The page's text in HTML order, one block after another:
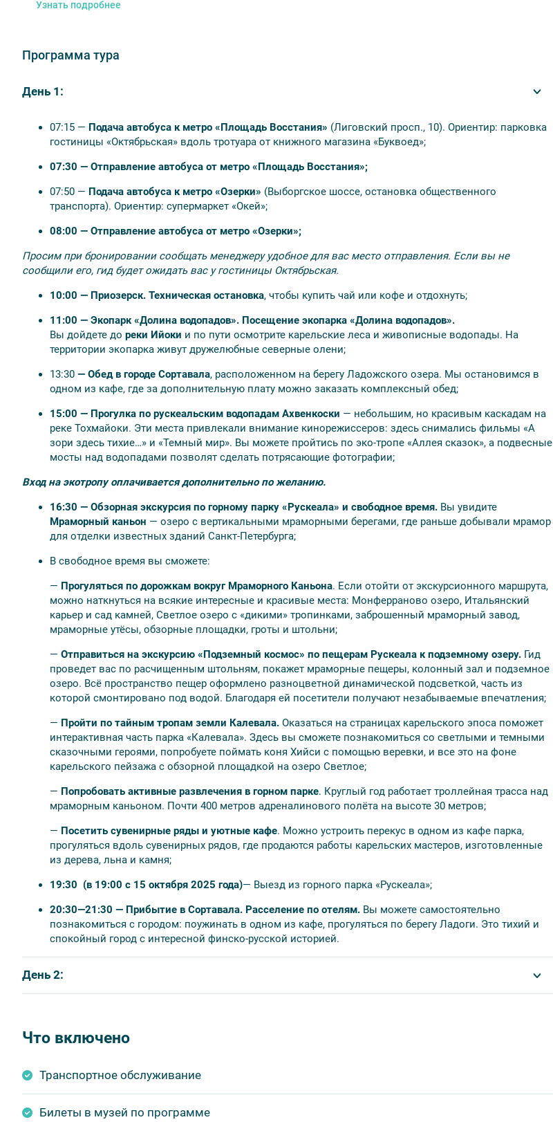
Проживание в отеле выбранной категории (1 ночь) и завтраки;
Экскурсия «Мраморный каньон» с местным гидом по «Рускеале».
💰 Оплачивается дополнительно
Комплексные обеды в туре: 850-950 руб./чел.;
пенсионеры — 400 руб./чел.; дети до 7 лет — бесплатно;
Активные развлечения в горном парке «Рускеала» по ценам парка;
Снегоходный маршрут «ТРИ МОСТА» (при участии от 2-х человек)
Уточняйте цены при бронировании у менеджеров.
💡 Рекомендуем
Взять удобную обувь, особенно при посещении водопадов Ахвенкоски и горного парка
«Рускеала»;
Иметь при себе наличные деньги, карты в Карелии принимают не везде;
Обязательно взять с собой паспорт РФ, так как мы посещаем приграничные зоны.
🎟️ Скидки
Дети до 7 лет — 1100 руб.;
Школьники — 500 руб.;
Пенсионеры (от 60 лет) — 350 руб.;
Ветераны ВОВ, инвалиды, блокадники — 1000 руб.
⚠ Внимание
При бронировании указывается только категория отеля. Вас разместят в отеле выбранной
Мы учитываем ваши пожелания по гостиницам, ноне гарантируем размещение в конкретной
гостинице. Гостиница может быть заменена на равноценную;
Программа тура может меняться без уменьшения общего объема и качества услуг;
Время отъезда на экскурсии может меняться;
Время возвращения в Санкт-Петербург — ориентировочное. Обратите на это внимание при
покупке ж/д и авиабилетов;
Стоимость тура указана в рублях на 1 человека;
Автобус в тур отправляется от метро «Площадь Восстания» и «Озерки». При бронировании
сообщите удобное вам место отправления. Иначе гид будет ждать вас у метро «Площадь
Восстания».
Узнать подробнее
Программа тура
День 1:
07:15 — Подача автобуса к метро «Площадь Восстания» (Лиговский просп., 10). Ориентир: парковка
гостиницы «Октябрьская» вдоль тротуара от книжного магазина «Буквоед»;
07:30 — Отправление автобуса от метро «Площадь Восстания»;
07:50 — Подача автобуса к метро «Озерки» (Выборгское шоссе, остановка общественного
транспорта). Ориентир: супермаркет «Окей»;
08:00 — Отправление автобуса от метро «Озерки»;
Просим при бронировании сообщать менеджеру удобное для вас место отправления. Если вы не
сообщили его, гид будет ожидать вас у гостиницы Октябрьская.
10:00 — Приозерск. Техническая остановка, чтобы купить чай или кофе и отдохнуть;
11:00 — Экопарк «Долина водопадов». Посещение экопарка «Долина водопадов».
Вы дойдете до реки Ийоки и по пути осмотрите карельские леса и живописные водопады. На
территории экопарка живут дружелюбные северные олени;
13:30 — Обед в городе Сортавала, расположенном на берегу Ладожского озера. Мы остановимся в
одном из кафе, где за дополнительную плату можно заказать комплексный обед;
15:00 — Прогулка по рускеальским водопадам Ахвенкоски — небольшим, но красивым каскадам на
реке Тохмайоки. Эти места привлекали внимание кинорежиссеров: здесь снимались фильмы «А
зори здесь тихие…» и «Темный мир». Вы можете пройтись по эко-тропе «Аллея сказок», а подвесные
мосты над водопадами позволят сделать потрясающие фотографии;
Вход на экотропу оплачивается дополнительно по желанию.
16:30 — Обзорная экскурсия по горному парку «Рускеала» и свободное время. Вы увидите
Мраморный каньон — озеро с вертикальными мраморными берегами, где раньше добывали мрамор
для отделки известных зданий Санкт-Петербурга;
В свободное время вы сможете:
— Прогуляться по дорожкам вокруг Мраморного Каньона. Если отойти от экскурсионного маршрута,
можно наткнуться на всякие интересные и красивые места: Монферраново озеро, Итальянский
карьер и сад камней, Светлое озеро с «дикими» тропинками, заброшенный мраморный завод,
мраморные утёсы, обзорные площадки, гроты и штольни;
— Отправиться на экскурсию «Подземный космос» по пещерам Рускеала к подземному озеру. Гид
проведет вас по расчищенным штольням, покажет мраморные пещеры, колонный зал и подземное
озеро. Всё пространство пещер оформлено разноцветной динамической подсветкой, часть из
которой смонтировано под водой. Благодаря ей посетители получают незабываемые впечатления;
— Пройти по тайным тропам земли Калевала. Оказаться на страницах карельского эпоса поможет
интерактивная часть парка «Калевала». Здесь вы сможете познакомиться со светлыми и темными
сказочными героями, попробуете поймать коня Хийси с помощью веревки, и все это на фоне
карельского пейзажа с обзорной площадкой на озеро Светлое;
— Попробовать активные развлечения в горном парке. Круглый год работает троллейная трасса над
мраморным каньоном. Почти 400 метров адреналинового полёта на высоте 30 метров;
— Посетить сувенирные ряды и уютные кафе. Можно устроить перекус в одном из кафе парка,
прогуляться вдоль сувенирных рядов, где продаются работы карельских мастеров, изготовленные
из дерева, льна и камня;
19:30 (в 19:00 с 15 октября 2025 года)— Выезд из горного парка «Рускеала»;
20:30—21:30 — Прибытие в Сортавала. Расселение по отелям. Вы можете самостоятельно
познакомиться с городом: поужинать в одном из кафе, прогуляться по берегу Ладоги. Это тихий и
спокойный город с интересной финско-русской историей.
День 2:
08:50 —Сбор группы.
Обратите внимание:Катание на снегоходах по маршруту Три моста возможно только под запрос у
10:00 —Прибытие и инструктаж.
Что включено
Транспортное обслуживание
Билеты в музей по программе